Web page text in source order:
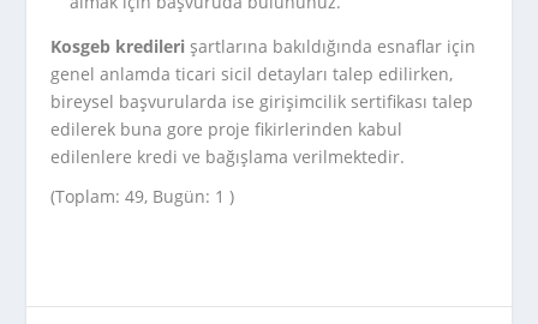
Kosgeb kredileri şartlarına bakıldığında esnaflar için
genel anlamda ticari sicil detayları talep edilirken,
bireysel başvurularda ise girişimcilik sertifikası talep
edilerek buna gore proje fikirlerinden kabul
edilenlere kredi ve bağışlama verilmektedir.
(Toplam: 49, Bugün: 1 )